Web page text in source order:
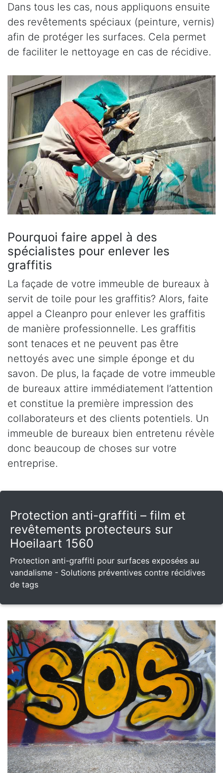
Dans tous les cas, nous appliquons ensuite
des revêtements spéciaux (peinture, vernis)
afin de protéger les surfaces. Cela permet
de faciliter le nettoyage en cas de récidive.
Pourquoi faire appel à des
spécialistes pour enlever les
graffitis
La façade de votre immeuble de bureaux à
servit de toile pour les graffitis? Alors, faite
appel a Cleanpro pour enlever les graffitis
de manière professionnelle. Les graffitis
sont tenaces et ne peuvent pas être
nettoyés avec une simple éponge et du
savon. De plus, la façade de votre immeuble
de bureaux attire immédiatement l’attention
et constitue la première impression des
collaborateurs et des clients potentiels. Un
immeuble de bureaux bien entretenu révèle
donc beaucoup de choses sur votre
entreprise.
Protection anti-graffiti – film et
revêtements protecteurs sur
Hoeilaart 1560
Protection anti-graffiti pour surfaces exposées au
vandalisme - Solutions préventives contre récidives
de tags